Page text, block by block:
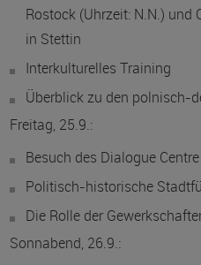
Rostock (Uhrzeit: N.N.)
in Stettin
Interkulturelles Training
Überblick zu den polnisch-
Freitag, 25.9.:
Besuch des Dialogue
Politisch-historische
Die Rolle der
Sonnabend, 26.9.: